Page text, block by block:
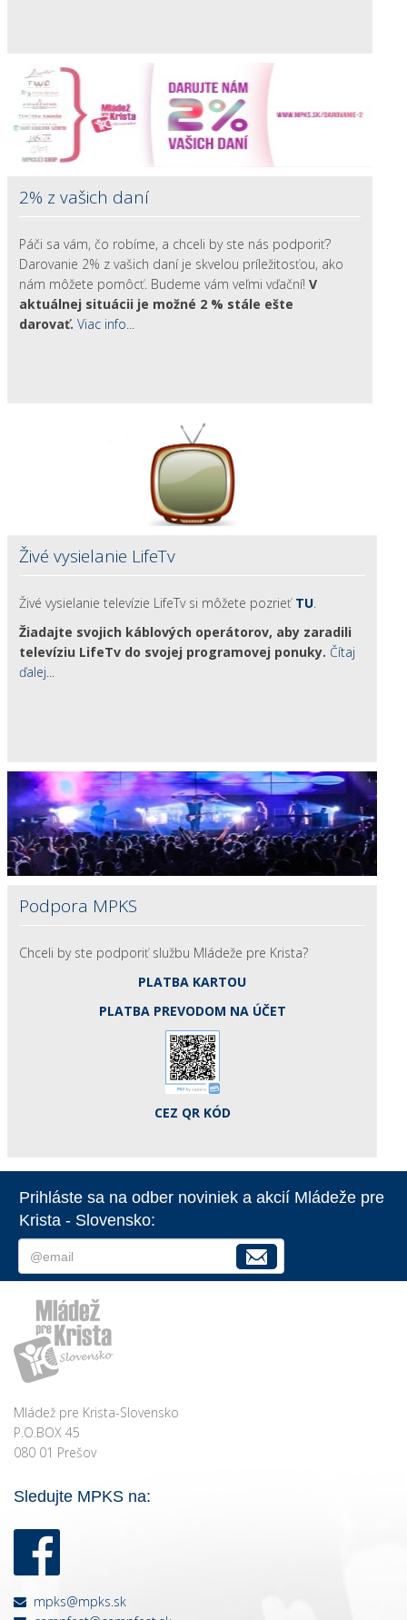
2% z vašich daní
Páči sa vám, čo robíme, a chceli by ste nás podporiť?
Darovanie 2% z vašich daní je skvelou príležitosťou, ako
nám môžete pomôcť. Budeme vám veľmi vďační! V
aktuálnej situácii je možné 2 % stále ešte
darovať. Viac info...
Živé vysielanie LifeTv
Živé vysielanie televízie LifeTv si môžete pozrieť TU.
Žiadajte svojich káblových operátorov, aby zaradili
televíziu LifeTv do svojej programovej ponuky. Čítaj
ďalej...
Podpora MPKS
Chceli by ste podporiť službu Mládeže pre Krista?
PLATBA KARTOU
PLATBA PREVODOM NA ÚČET
CEZ QR KÓD
Prihláste sa na odber noviniek a akcií Mládeže pre
Krista - Slovensko:
Mládež pre Krista-Slovensko
P.O.BOX 45
080 01 Prešov
Sledujte MPKS na:
mpks@mpks.sk